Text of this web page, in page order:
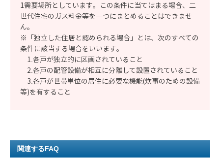
1需要場所としています。この条件に当てはまる場合、二
世代住宅のガス料金等を一つにまとめることはできませ
ん。
※「独立した住居と認められる場合」とは、次のすべての
条件に該当する場合をいいます。
1.各戸が独立的に区画されていること
2.各戸の配管設備が相互に分離して設置されていること
3.各戸が世帯単位の居住に必要な機能(炊事のための設備
等)を有すること
関連するFAQ